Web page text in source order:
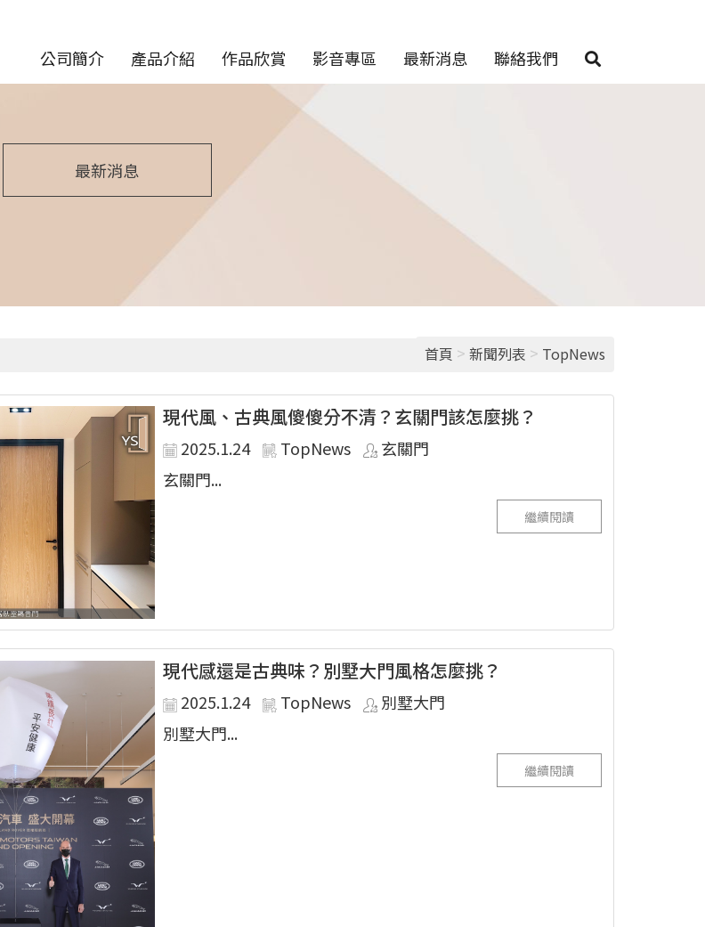
公司簡介 產品介紹 作品欣賞 影音專區 最新消息 聯絡我們
最新消息
首頁 > 新聞列表 > TopNews
現代風、古典風傻傻分不清？玄關門該怎麼挑？
2025.1.24 TopNews
玄關門
玄關門...
繼續閱讀
現代感還是古典味？別墅大門風格怎麼挑？
2025.1.24 TopNews
別墅大門
別墅大門...
繼續閱讀